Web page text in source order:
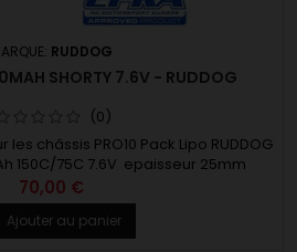
RUDDOG
SHORTY 7.6V - RUDDOG
(0)
châssis PRO10 Pack Lipo RUDDOG
150C/75C 7.6V epaisseur 25mm
70,00 €
Ajouter au panier